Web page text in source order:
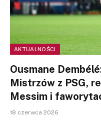
AKTUALNOŚCI
Ousmane
Mistrzów z PSG,
Messim i
18 czerwca 2026